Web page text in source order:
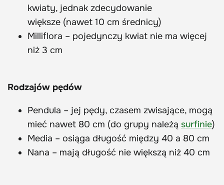
kwiaty, jednak zdecydowanie
większe (nawet 10 cm średnicy)
Milliflora – pojedynczy kwiat nie ma więcej
niż 3 cm
Rodzajów pędów
Pendula – jej pędy, czasem zwisające, mogą
mieć nawet 80 cm (do grupy należą surfinie)
Media – osiąga długość między 40 a 80 cm
Nana – mają długość nie większą niż 40 cm